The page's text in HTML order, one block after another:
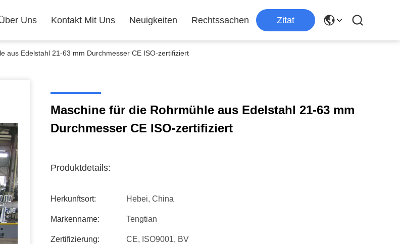
Uns Kontakt Mit Uns Neuigkeiten Rechtssachen Zitat
aus Edelstahl 21-63 mm Durchmesser CE ISO-zertifiziert
Maschine für die Rohrmühle aus Edelstahl 21-63 mm
Durchmesser CE ISO-zertifiziert
Produktdetails:
Herkunftsort: Hebei, China
Markenname: Tengtian
Zertifizierung: CE, ISO9001, BV